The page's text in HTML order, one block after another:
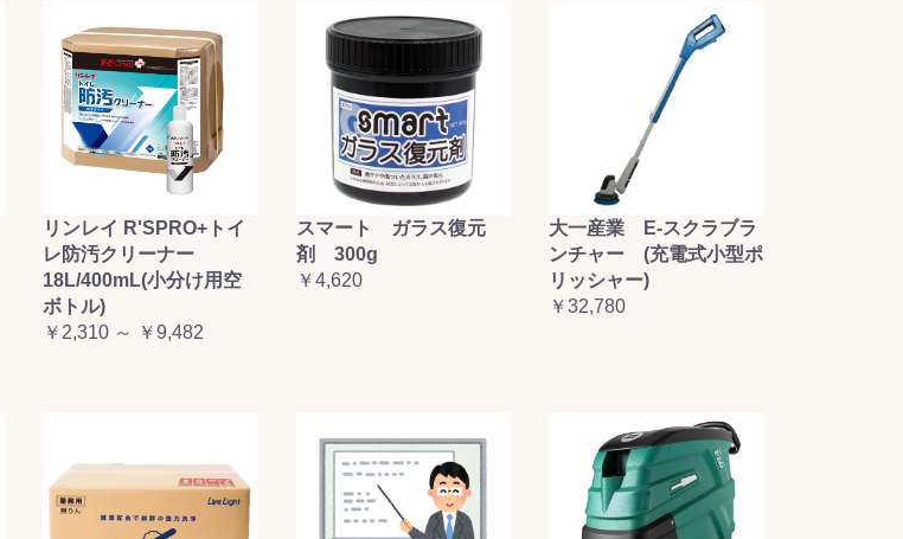
リンレイ R'SPRO+トイ
レ防汚クリーナー
18L/400mL(小分け用空
ボトル)
￥2,310 ～ ￥9,482
スマート ガラス復元
剤 300g
￥4,620
大一産業 E-スクラブラ
ンチャー (充電式小型ポ
リッシャー)
￥32,780